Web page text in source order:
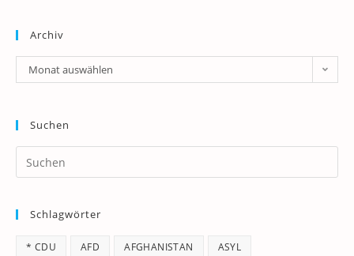
Archiv
Archiv
Monat auswählen
Suchen
Schlagwörter
* CDU AFD AFGHANISTAN ASYL